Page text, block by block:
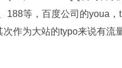
188等，百度公司的youa
作为大站的typo来说有流